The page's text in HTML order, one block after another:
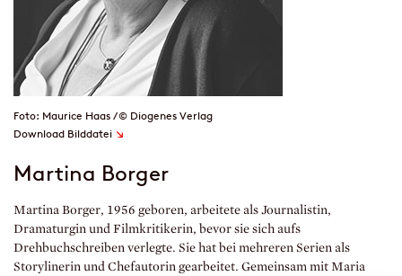
Foto: Maurice Haas / © Diogenes Verlag
Download Bilddatei ↘
Martina Borger
Martina Borger, 1956 geboren, arbeitete als Journalistin,
Dramaturgin und Filmkritikerin, bevor sie sich aufs
Drehbuchschreiben verlegte. Sie hat bei mehreren Serien als
Storylinerin und Chefautorin gearbeitet. Gemeinsam mit Maria